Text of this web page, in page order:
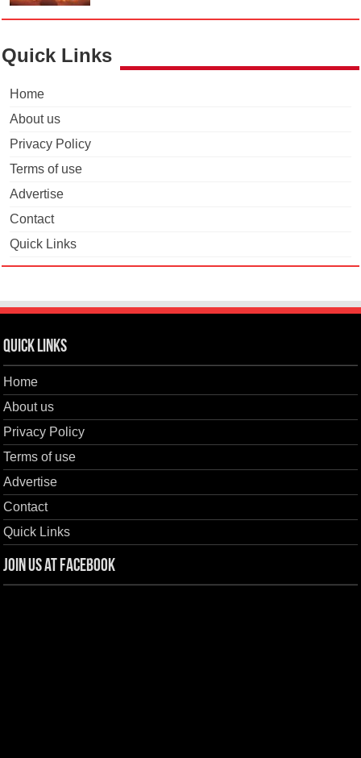
Quick Links
Home
About us
Privacy Policy
Terms of use
Advertise
Contact
Quick Links
Quick Links
Home
About us
Privacy Policy
Terms of use
Advertise
Contact
Quick Links
Join us at Facebook